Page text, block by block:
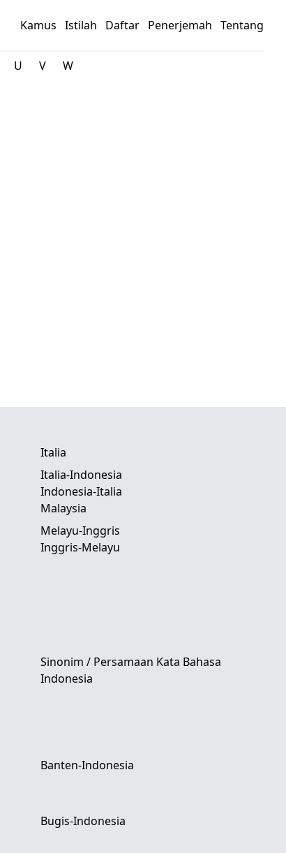
Kamus Istilah Daftar Penerjemah Tentang
U V W
Italia
Italia-Indonesia
Indonesia-Italia
Malaysia
Melayu-Inggris
Inggris-Melayu
Sinonim / Persamaan Kata Bahasa
Indonesia
Banten-Indonesia
Bugis-Indonesia